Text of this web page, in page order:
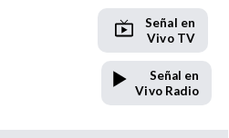
Señal en
Vivo TV
Señal en
Vivo Radio